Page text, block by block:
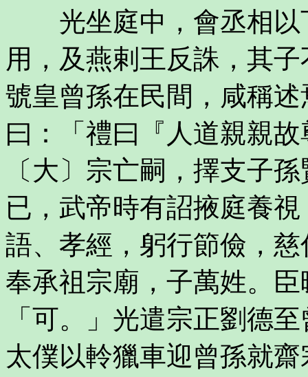
光坐庭中，會丞相以
用，及燕剌王反誅，其
號皇曾孫在民間，咸稱
曰：「禮曰『人道親親
〔大〕宗亡嗣，擇支子
已，武帝時有詔掖庭養
語、孝經，躬行節儉，
奉承祖宗廟，子萬姓。
「可。」光遣宗正劉德
太僕以軨獵車迎曾孫就